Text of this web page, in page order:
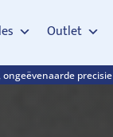
Outlet
precisie